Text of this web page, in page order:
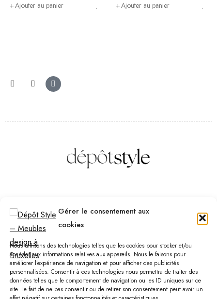
Gérer le consentement aux
cookies
Nous utilisons des technologies telles que les cookies pour stocker et/ou
accéder aux informations relatives aux appareils. Nous le faisons pour
améliorer l’expérience de navigation et pour afficher des publicités
personnalisées. Consentir à ces technologies nous permettra de traiter des
données telles que le comportement de navigation ou les ID uniques sur ce
site. Le fait de ne pas consentir ou de retirer son consentement peut avoir un
Ajouter au panier Ajouter au panier
Téléphone : (+32) 2 523 70 59
Email :
Adresse : Rue des Deux Gares 6, 1070 Bruxelles
Heures d’ouverture
Lundi – Samedi :10:00 – 18:30